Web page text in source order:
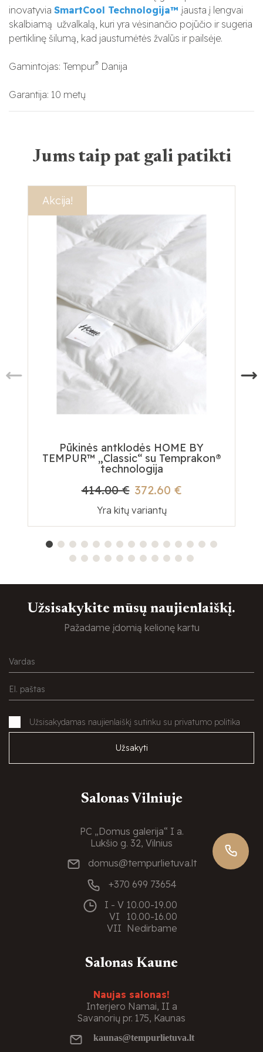
inovatyvia SmartCool Technologija™️ įausta į lengvai
skalbiamą užvalkalą, kuri yra vėsinančio pojūčio ir sugeria
pertiklinę šilumą, kad jaustumėtės žvalūs ir pailsėje.
Gamintojas: Tempur® Danija
Garantija: 10 metų
Jums taip pat gali patikti
Akcija!
Pūkinės antklodės HOME BY
TEMPUR™ „Classic“ su Temprakon®
technologija
372.60 €
414.00 €
Yra kitų variantų
Užsisakykite mūsų naujienlaiškį.
Pažadame įdomią kelionę kartu
Užsisakydamas naujienlaiškį sutinku su privatumo politika
Užsakyti
Salonas Vilniuje
PC „Domus galerija“ I a.
Lukšio g. 32, Vilnius
domus@tempurlietuva.lt
+370 699 73654
I - V 10.00-19.00
VI
10.00-16.00
VII Nedirbame
Salonas Kaune
Naujas salonas!
Interjero Namai, II a
Savanorių pr. 175, Kaunas
kaunas@tempurlietuva.lt